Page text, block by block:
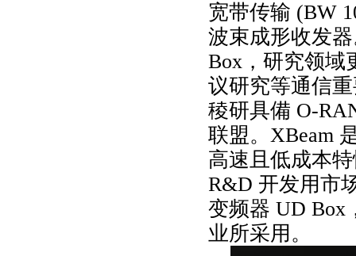
宽带传输 (BW
波束成形收发
Box，研究领域
议研究等通信
稜研具備 O-
联盟。XBeam
高速且低成本
R&D 开发用市
变频器 UD Box
业所采用。